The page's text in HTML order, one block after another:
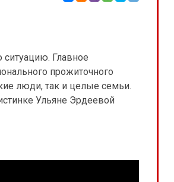
Главное
прожиточного
люди, так и целые семьи.
Ульяне Эрдеевой